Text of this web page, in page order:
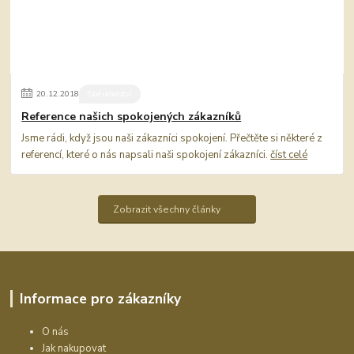
20.12.2018
Reference našich spokojených zákazníků
Jsme rádi, když jsou naši zákazníci spokojení. Přečtěte si některé z
referencí, které o nás napsali naši spokojení zákazníci.číst celé
Zobrazit všechny články
Informace pro zákazníky
O nás
Jak nakupovat